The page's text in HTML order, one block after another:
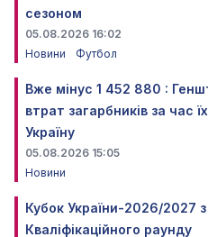
сезоном
05.08.2026 16:02
Новини
Футбол
Вже мінус 1 452 880 :
втрат загарбників за час
Україну
05.08.2026 15:05
Новини
Кубок України-2026/2027
Кваліфікаційного раунду